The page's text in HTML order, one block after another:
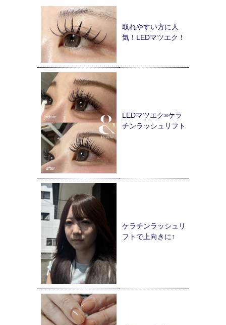
取れやすい方に人
気！LEDマツエク！
LEDマツエク×ケラ
チンラッシュリフト
ケラチンラッシュリ
フトで上向きに↑